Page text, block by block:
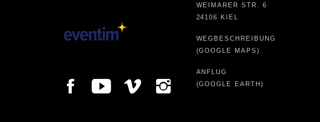
WEIMARER STR. 6
24106 KIEL
WEGBESCHREIBUNG
(GOOGLE MAPS)
ANFLUG
(GOOGLE EARTH)